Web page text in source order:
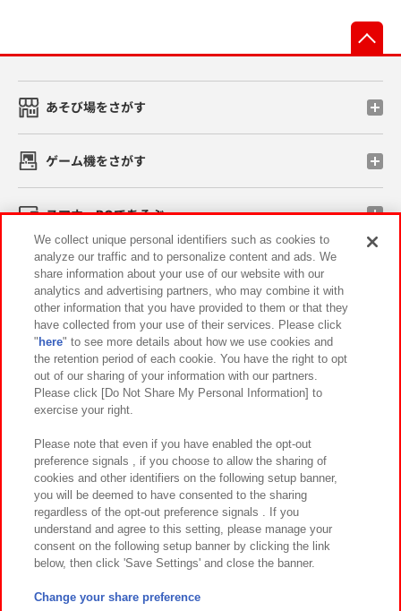
あそび場をさがす
ゲーム機をさがす
スマホ・PCであそぶ
イベント・キャンペーン
関連会社 サステナビリティ サイトポリシー
プライバシーポリシー ウェブアクセシビリティ方針と検証結果
お取引先さまとともに
カスタマーハラスメント対応方針 よくあるご質問・お問い合わせ
©Bandai Namco Amusement Inc.
©Bandai Namco Amusement Lab Inc.
We collect unique personal identifiers such as cookies to
analyze our traffic and to personalize content and ads. We
share information about your use of our website with our
analytics and advertising partners, who may combine it with
other information that you have provided to them or that they
have collected from your use of their services. Please click
" here" to see more details about how we use cookies and
the retention period of each cookie. You have the right to opt
out of our sharing of your information with our partners.
Please click [Do Not Share My Personal Information] to
exercise your right.
Please note that even if you have enabled the opt-out
preference signals , if you choose to allow the sharing of
cookies and other identifiers on the following setup banner,
you will be deemed to have consented to the sharing
regardless of the opt-out preference signals . If you
understand and agree to this setting, please manage your
consent on the following setup banner by clicking the link
below, then click 'Save Settings' and close the banner.
Change your share preference